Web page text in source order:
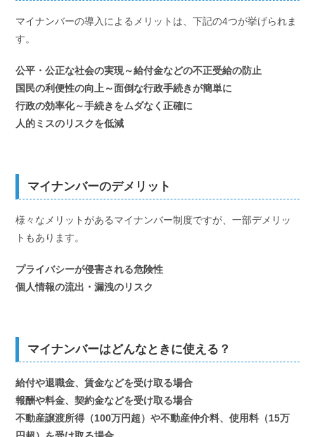
マイナンバーの導入によるメリットは、下記の4つが挙げられま
す。
公平・公正な社会の実現～給付金などの不正受給の防止
国民の利便性の向上～面倒な行政手続きが簡単に
行政の効率化～手続きをムダなく正確に
人的ミスのリスクを低減
マイナンバーのデメリット
様々なメリットがあるマイナンバー制度ですが、一部デメリッ
トもあります。
プライバシーが侵害される危険性
個人情報の流出・漏洩のリスク
マイナンバーはどんなときに使える？
給付や退職金、賃金などを受け取る場合
報酬や料金、契約金などを受け取る場合
不動産譲渡所得（100万円超）や不動産仲介料、使用料（15万